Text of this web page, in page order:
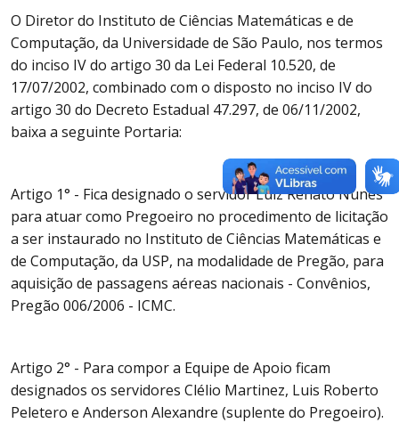
O Diretor do Instituto de Ciências Matemáticas e de
Computação, da Universidade de São Paulo, nos termos
do inciso IV do artigo 30 da Lei Federal 10.520, de
17/07/2002, combinado com o disposto no inciso IV do
artigo 30 do Decreto Estadual 47.297, de 06/11/2002,
baixa a seguinte Portaria:
Artigo 1° - Fica designado o servidor Luiz Renato Nunes
para atuar como Pregoeiro no procedimento de licitação
a ser instaurado no Instituto de Ciências Matemáticas e
de Computação, da USP, na modalidade de Pregão, para
aquisição de passagens aéreas nacionais - Convênios,
Pregão 006/2006 - ICMC.
Artigo 2° - Para compor a Equipe de Apoio ficam
designados os servidores Clélio Martinez, Luis Roberto
Peletero e Anderson Alexandre (suplente do Pregoeiro).